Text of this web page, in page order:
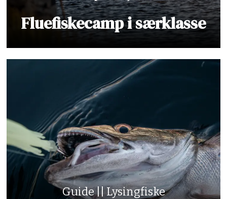
Fluefiskecamp i særklasse
Guide || Lysingfiske